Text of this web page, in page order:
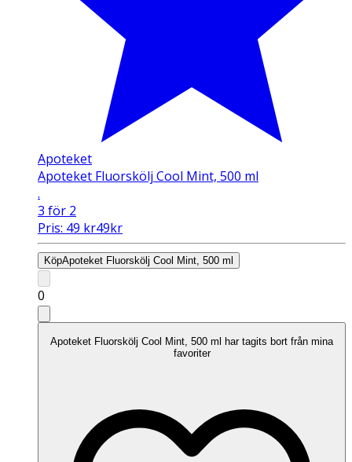
Apoteket
Apoteket Fluorskölj Cool Mint, 500 ml
.
3 för 2
Pris: 49 kr49kr
KöpApoteket Fluorskölj Cool Mint, 500 ml
0
Apoteket Fluorskölj Cool Mint, 500 ml har tagits bort från mina
favoriter